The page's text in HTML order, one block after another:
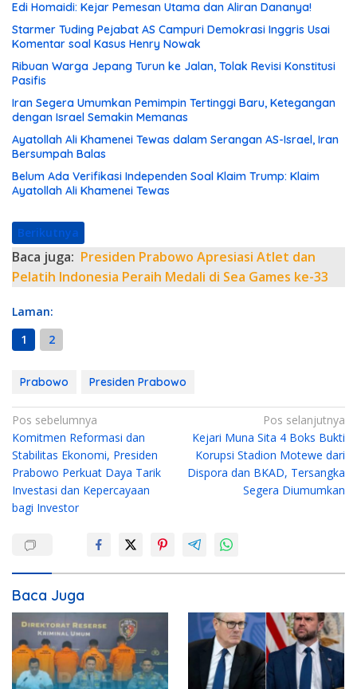
Edi Homaidi: Kejar Pemesan Utama dan Aliran Dananya!
Starmer Tuding Pejabat AS Campuri Demokrasi Inggris Usai
Komentar soal Kasus Henry Nowak
Ribuan Warga Jepang Turun ke Jalan, Tolak Revisi Konstitusi
Pasifis
Iran Segera Umumkan Pemimpin Tertinggi Baru, Ketegangan
dengan Israel Semakin Memanas
Ayatollah Ali Khamenei Tewas dalam Serangan AS-Israel, Iran
Bersumpah Balas
Belum Ada Verifikasi Independen Soal Klaim Trump: Klaim
Ayatollah Ali Khamenei Tewas
Berikutnya
Baca juga: Presiden Prabowo Apresiasi Atlet dan
Pelatih Indonesia Peraih Medali di Sea Games ke-33
Laman:
1
2
Prabowo Presiden Prabowo
N
a
v
i
g
i
p
o
s
Pos sebelumnya
Komitmen Reformasi dan
Stabilitas Ekonomi, Presiden
Prabowo Perkuat Daya Tarik
Investasi dan Kepercayaan
bagi Investor
Pos selanjutnya
Kejari Muna Sita 4 Boks Bukti
Korupsi Stadion Motewe dari
Dispora dan BKAD, Tersangka
Segera Diumumkan
Baca Juga